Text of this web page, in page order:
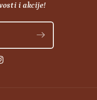
i akcije!